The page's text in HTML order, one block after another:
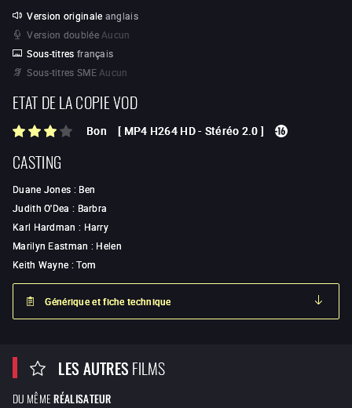
Version originale anglais
Version doublée Aucun
Sous-titres français
Sous-titres SME Aucun
ETAT DE LA COPIE VOD
Bon [ MP4 H264 HD- Stéréo 2.0 ]
CASTING
Duane Jones : Ben
Judith O'Dea : Barbra
Karl Hardman : Harry
Marilyn Eastman : Helen
Keith Wayne :Tom
Générique et fiche technique
LES AUTRESFILMS
DU MÊME RÉALISATEUR